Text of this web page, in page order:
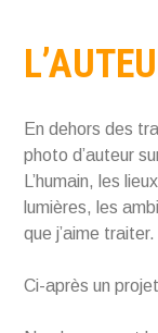
En dehors des
photo d’auteur
L’humain, les
lumières, les
que j’aime traiter.
Ci-après un